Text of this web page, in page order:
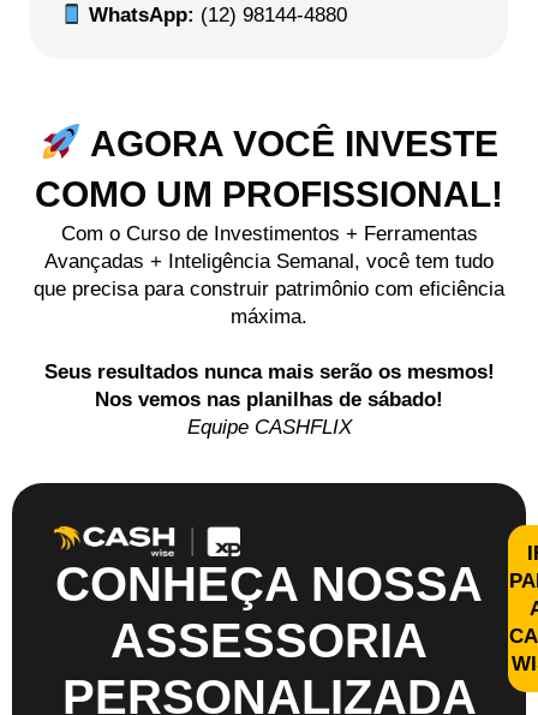
WhatsApp: (12) 98144-4880
AGORA VOCÊ INVESTE
COMO UM PROFISSIONAL!
Com o Curso de Investimentos + Ferramentas
Avançadas + Inteligência Semanal, você tem tudo
que precisa para construir patrimônio com eficiência
máxima.
Seus resultados nunca mais serão os mesmos!
Nos vemos nas planilhas de sábado!
Equipe CASHFLIX
CONHEÇA NOSSA
ASSESSORIA
PERSONALIZADA